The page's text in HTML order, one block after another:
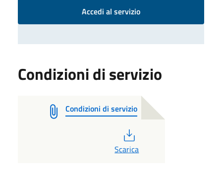
Accedi al servizio
Condizioni di servizio
Condizioni di servizio
Scarica